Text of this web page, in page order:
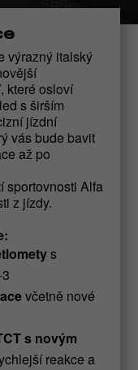
výrazný italský
které osloví
s širším
jízdní
vás bude bavit
až po
sportovnosti Alfa
z jízdy.
s
včetně nové
s novým
reakce a